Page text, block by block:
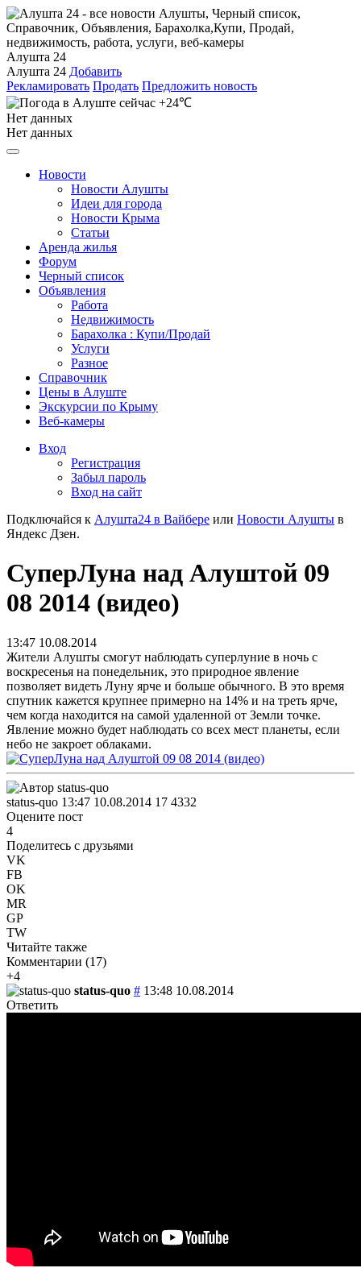
Алушта 24
Алушта 24 Добавить
Рекламировать Продать Предложить новость
+24℃
Нет данных
Нет данных
Новости
Новости Алушты
Идеи для города
Новости Крыма
Статьи
Аренда жилья
Форум
Черный список
Объявления
Работа
Недвижимость
Барахолка : Купи/Продай
Услуги
Разное
Справочник
Цены в Алуште
Экскурсии по Крыму
Веб-камеры
Вход
Регистрация
Забыл пароль
Вход на сайт
Подключайся к Алушта24 в Вайбере или Новости Алушты в
Яндекс Дзен.
СуперЛуна над Алуштой 09
08 2014 (видео)
13:47 10.08.2014
Жители Алушты смогут наблюдать суперлуние в ночь с
воскресенья на понедельник, это природное явление
позволяет видеть Луну ярче и больше обычного. В это время
спутник кажется крупнее примерно на 14% и на треть ярче,
чем когда находится на самой удаленной от Земли точке.
Явление можно будет наблюдать со всех мест планеты, если
небо не закроет облаками.
status-quo 13:47 10.08.2014 17 4332
Оцените пост
4
Поделитесь с друзьями
VK
FB
OK
MR
GP
TW
Читайте также
Комментарии (17)
+4
status-quo # 13:48 10.08.2014
Ответить